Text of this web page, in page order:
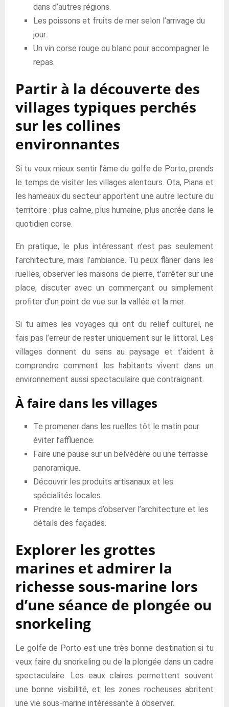
dans d’autres régions.
Les poissons et fruits de mer selon l’arrivage du
jour.
Un vin corse rouge ou blanc pour accompagner le
repas.
Partir à la découverte des
villages typiques perchés
sur les collines
environnantes
Si tu veux mieux sentir l’âme du golfe de Porto, prends
le temps de visiter les villages alentours. Ota, Piana et
les hameaux du secteur apportent une autre lecture du
territoire : plus calme, plus humaine, plus ancrée dans le
quotidien corse.
En pratique, le plus intéressant n’est pas seulement
l’architecture, mais l’ambiance. Tu peux flâner dans les
ruelles, observer les maisons de pierre, t’arrêter sur une
place, discuter avec un commerçant ou simplement
profiter d’un point de vue sur la vallée et la mer.
Si tu aimes les voyages qui ont du relief culturel, ne
fais pas l’erreur de rester uniquement sur le littoral. Les
villages donnent du sens au paysage et t’aident à
comprendre comment les habitants vivent dans un
environnement aussi spectaculaire que contraignant.
À faire dans les villages
Te promener dans les ruelles tôt le matin pour
éviter l’affluence.
Faire une pause sur un belvédère ou une terrasse
panoramique.
Découvrir les produits artisanaux et les
spécialités locales.
Prendre le temps d’observer l’architecture et les
détails des façades.
Explorer les grottes
marines et admirer la
richesse sous-marine lors
d’une séance de plongée ou
snorkeling
Le golfe de Porto est une très bonne destination si tu
veux faire du snorkeling ou de la plongée dans un cadre
spectaculaire. Les eaux claires permettent souvent
une bonne visibilité, et les zones rocheuses abritent
une vie sous-marine intéressante à observer.